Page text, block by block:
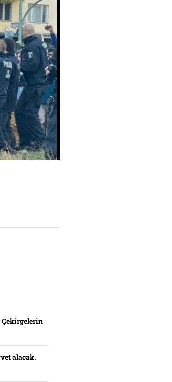
Çekirgelerin
alacak.